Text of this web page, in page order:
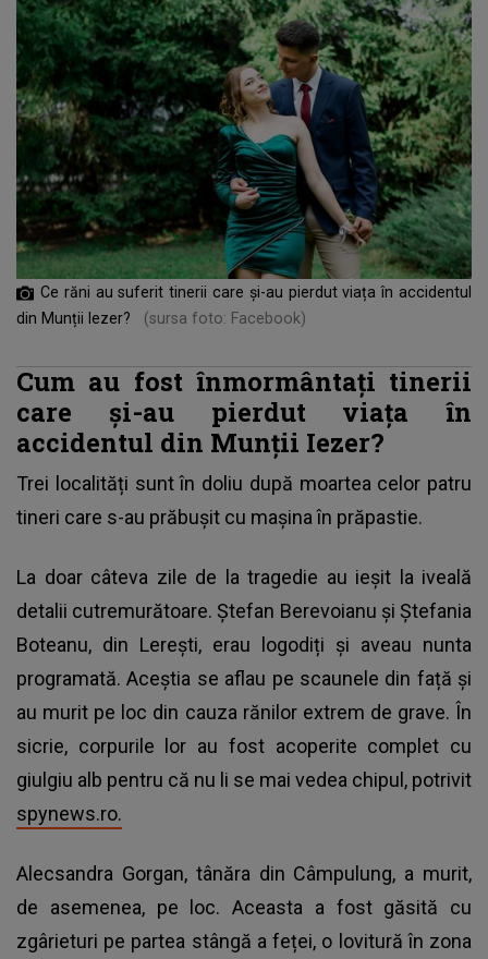
Ce răni au suferit tinerii care și-au pierdut viața în accidentul
din Munții Iezer?
(sursa foto: Facebook)
Cum au fost înmormântați tinerii
care și-au pierdut viața în
accidentul din Munții Iezer?
Trei localități sunt în doliu după moartea celor patru
tineri care s-au prăbușit cu mașina în prăpastie.
La doar câteva zile de la tragedie au ieșit la iveală
detalii cutremurătoare. Ștefan Berevoianu și Ștefania
Boteanu, din Lerești, erau logodiți și aveau nunta
programată. Aceștia se aflau pe scaunele din față și
au murit pe loc din cauza rănilor extrem de grave. În
sicrie, corpurile lor au fost acoperite complet cu
giulgiu alb pentru că nu li se mai vedea chipul, potrivit
spynews.ro.
Alecsandra Gorgan, tânăra din Câmpulung, a murit,
de asemenea, pe loc. Aceasta a fost găsită cu
zgârieturi pe partea stângă a feței, o lovitură în zona